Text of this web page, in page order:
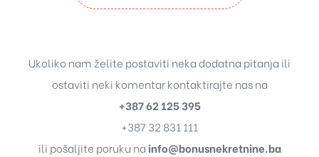
Ukoliko nam želite postaviti neka dodatna pitanja ili
ostaviti neki komentar kontaktirajte nas na
+387 62 125 395
+387 32 831 111
ili pošaljite poruku na info@bonusnekretnine.ba